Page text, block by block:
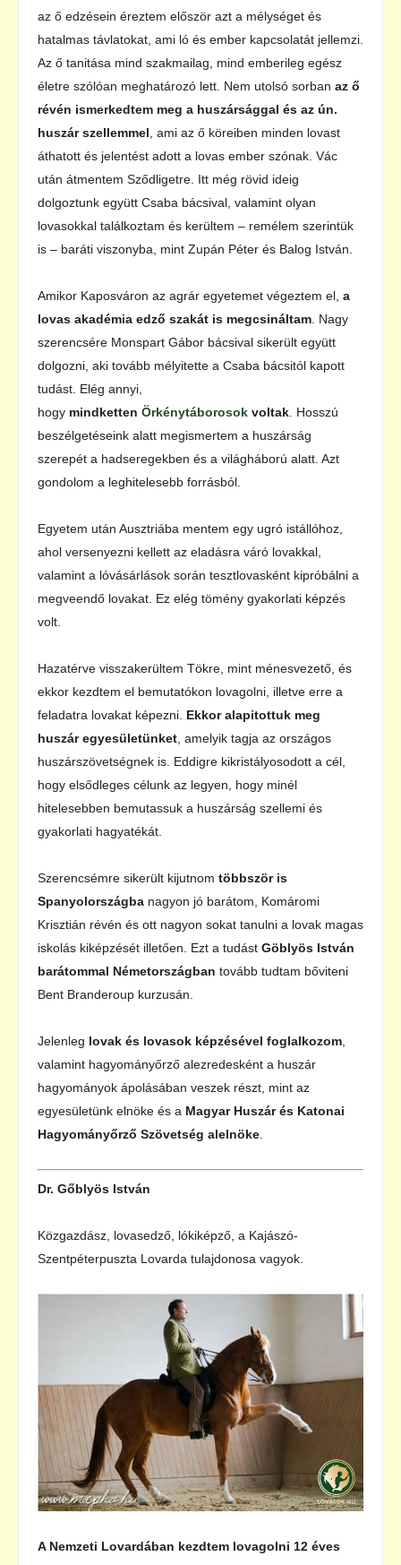
az ő edzésein éreztem először azt a mélységet és
hatalmas távlatokat, ami ló és ember kapcsolatát jellemzi.
Az ő tanitása mind szakmailag, mind emberileg egész
életre szólóan meghatározó lett. Nem utolsó sorban az ő
révén ismerkedtem meg a huszársággal és az ún.
huszár szellemmel , ami az ő köreiben minden lovast
áthatott és jelentést adott a lovas ember szónak. Vác
után átmentem Sződligetre. Itt még rövid ideig
dolgoztunk együtt Csaba bácsival, valamint olyan
lovasokkal találkoztam és kerültem – remélem szerintük
is – baráti viszonyba, mint Zupán Péter és Balog István.
Amikor Kaposváron az agrár egyetemet végeztem el, a
lovas akadémia edző szakát is megcsináltam . Nagy
szerencsére Monspart Gábor bácsival sikerült együtt
dolgozni, aki tovább mélyitette a Csaba bácsitól kapott
tudást. Elég annyi,
hogy mindketten Örkénytáborosok voltak . Hosszú
beszélgetéseink alatt megismertem a huszárság
szerepét a hadseregekben és a világháború alatt. Azt
gondolom a leghitelesebb forrásból.
Egyetem után Ausztriába mentem egy ugró istállóhoz,
ahol versenyezni kellett az eladásra váró lovakkal,
valamint a lóvásárlások során tesztlovasként kipróbálni a
megveendő lovakat. Ez elég tömény gyakorlati képzés
volt.
Hazatérve visszakerültem Tökre, mint ménesvezető, és
ekkor kezdtem el bemutatókon lovagolni, illetve erre a
feladatra lovakat képezni. Ekkor alapitottuk meg
huszár egyesületünket , amelyik tagja az országos
huszárszövetségnek is. Eddigre kikristályosodott a cél,
hogy elsődleges célunk az legyen, hogy minél
hitelesebben bemutassuk a huszárság szellemi és
gyakorlati hagyatékát.
Szerencsémre sikerült kijutnom többször is
Spanyolországba nagyon jó barátom, Komáromi
Krisztián révén és ott nagyon sokat tanulni a lovak magas
iskolás kiképzését illetően. Ezt a tudást Göblyös István
barátommal Németországban tovább tudtam bőviteni
Bent Branderoup kurzusán.
Jelenleg lovak és lovasok képzésével foglalkozom
valamint hagyományőrző alezredesként a huszár
hagyományok ápolásában veszek részt, mint az
egyesületünk elnöke és a Magyar Huszár és Katonai
Hagyományőrző Szövetség alelnöke
Dr. Gőblyös István
Közgazdász, lovasedző, lókiképző, a Kajászó-
Szentpéterpuszta Lovarda tulajdonosa vagyok.
A Nemzeti Lovardában kezdtem lovagolni 12 éves